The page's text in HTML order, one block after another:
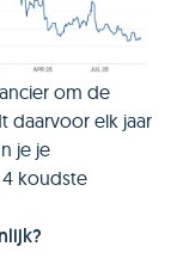
om de
daarvoor elk jaar
je je
koudste